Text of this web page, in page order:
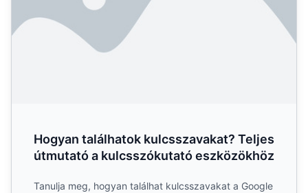
Hogyan találhatok kulcsszavakat? Teljes
útmutató a kulcsszókutató eszközökhöz
Tanulja meg, hogyan találhat kulcsszavakat a Google